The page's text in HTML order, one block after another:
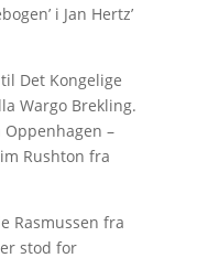
i Jan Hertz’
Det Kongelige
Wargo Brekling.
–
Rushton fra
Rasmussen fra
stod for